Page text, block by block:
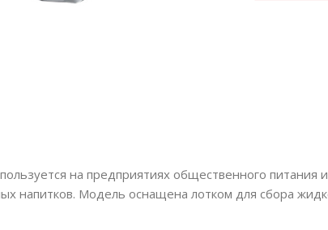
на предприятиях общественного
напитков. Модель оснащена лотком для сбора